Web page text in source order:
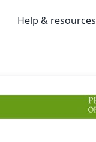
Help & resources